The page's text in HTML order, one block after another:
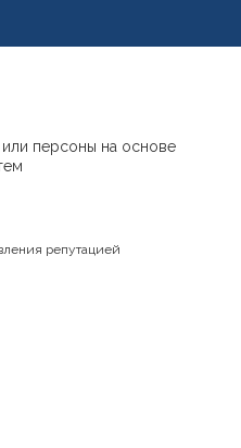
персоны на основе
репутацией